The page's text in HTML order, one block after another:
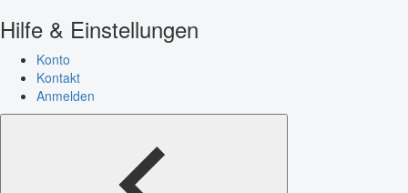
Hilfe & Einstellungen
Konto
Kontakt
Anmelden